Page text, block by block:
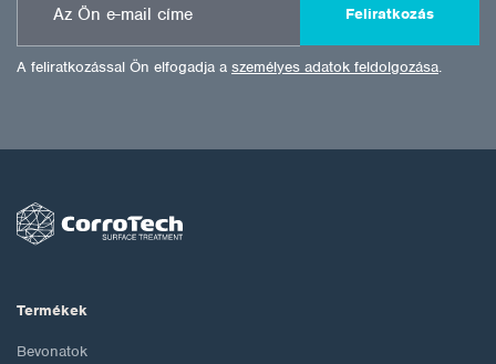
Feliratkozás
A feliratkozással Ön elfogadja a személyes adatok feldolgozása.
Termékek
Bevonatok